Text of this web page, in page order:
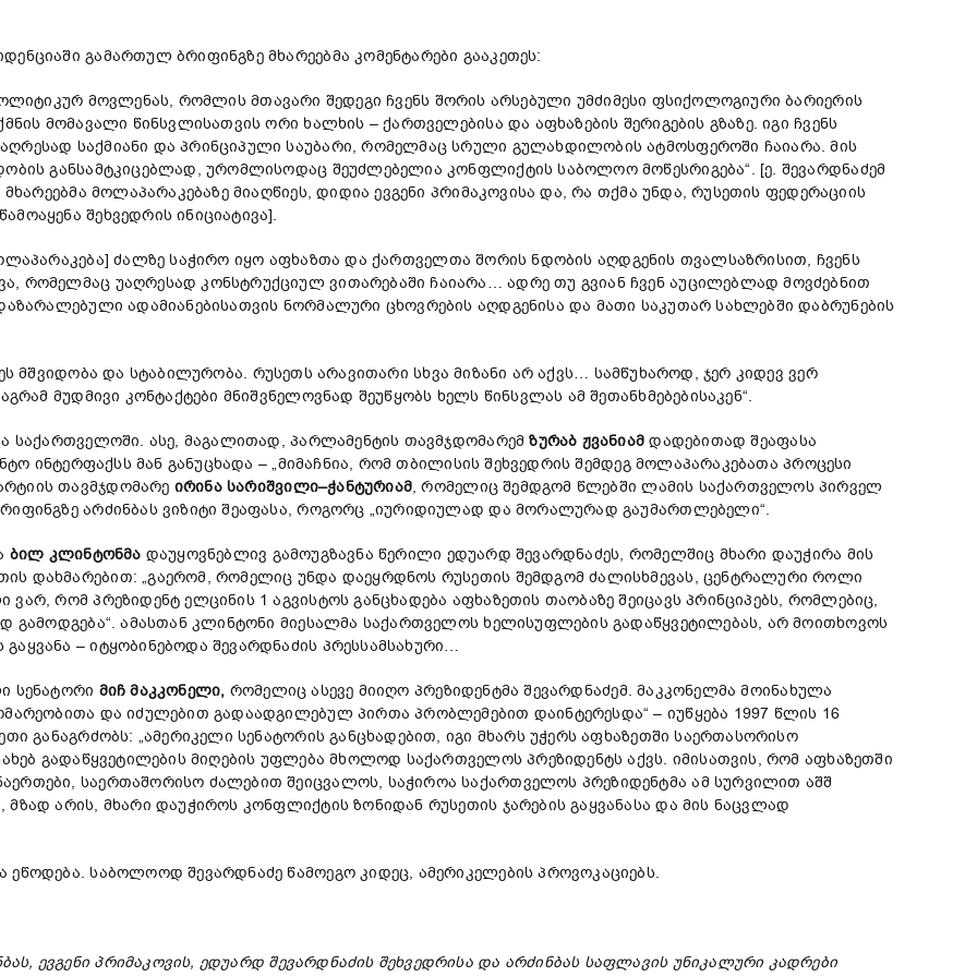
გამართულ ბრიფინგზე მხარეებმა კომენტარები გააკეთეს:
მოვლენას, რომლის მთავარი შედეგი ჩვენს შორის არსებული უმძიმესი ფსიქოლოგიური ბარიერის
მომავალი წინსვლისათვის ორი ხალხის – ქართველებისა და აფხაზების შერიგების გზაზე. იგი ჩვენს
საქმიანი და პრინციპული საუბარი, რომელმაც სრული გულახდილობის ატმოსფეროში ჩაიარა. მის
განსამტკიცებლად, ურომლისოდაც შეუძლებელია კონფლიქტის საბოლოო მოწესრიგება“. [ე. შევარდნაძემ
მოლაპარაკებაზე მიაღწიეს, დიდია ევგენი პრიმაკოვისა და, რა თქმა უნდა, რუსეთის ფედერაციის
შეხვედრის ინიციატივა].
ძალზე საჭირო იყო აფხაზთა და ქართველთა შორის ნდობის აღდგენის თვალსაზრისით, ჩვენს
რომელმაც უაღრესად კონსტრუქციულ ვითარებაში ჩაიარა… ადრე თუ გვიან ჩვენ აუცილებლად მოვძებნით
ადამიანებისათვის ნორმალური ცხოვრების აღდგენისა და მათი საკუთარ სახლებში დაბრუნების
მშვიდობა და სტაბილურობა. რუსეთს არავითარი სხვა მიზანი არ აქვს… სამწუხაროდ, ჯერ კიდევ ვერ
მუდმივი კონტაქტები მნიშვნელოვნად შეუწყობს ხელს წინსვლას ამ შეთანხმებებისაკენ“.
საქართველოში. ასე, მაგალითად, პარლამენტის თავმჯდომარემზურაბ ჟვანიამ დადებითად შეაფასა
ინტერფაქსს მან განუცხადა – „მიმაჩნია, რომ თბილისის შეხვედრის შემდეგ მოლაპარაკებათა პროცესი
თავმჯდომარე ირინა სარიშვილი–ჭანტურიამ, რომელიც შემდგომ წლებში ლამის საქართველოს პირველ
არძინბას ვიზიტი შეაფასა, როგორც „იურიდიულად და მორალურად გაუმართლებელი“.
ბილ კლინტონმა დაუყოვნებლივ გამოუგზავნა წერილი ედუარდ შევარდნაძეს, რომელშიც მხარი დაუჭირა მის
დახმარებით: „გაერომ, რომელიც უნდა დაეყრდნოს რუსეთის შემდგომ ძალისხმევას, ცენტრალური როლი
რომ პრეზიდენტ ელცინის 1 აგვისტოს განცხადება აფხაზეთის თაობაზე შეიცავს პრინციპებს, რომლებიც,
გამოდგება“. ამასთან კლინტონი მიესალმა საქართველოს ხელისუფლების გადაწყვეტილებას, არ მოითხოვოს
– იტყობინებოდა შევარდნაძის პრესსამსახური…
სენატორი მიჩ მაკკონელი, რომელიც ასევე მიიღო პრეზიდენტმა შევარდნაძემ. მაკკონელმა მოინახულა
და იძულებით გადაადგილებულ პირთა პრობლემებით დაინტერესდა“ – იუწყება 1997 წლის 16
განაგრძობს: „ამერიკელი სენატორის განცხადებით, იგი მხარს უჭერს აფხაზეთში საერთასორისო
გადაწყვეტილების მიღების უფლება მხოლოდ საქართველოს პრეზიდენტს აქვს. იმისათვის, რომ აფხაზეთში
საერთაშორისო ძალებით შეიცვალოს, საჭიროა საქართველოს პრეზიდენტმა ამ სურვილით აშშ
არის, მხარი დაუჭიროს კონფლიქტის ზონიდან რუსეთის ჯარების გაყვანასა და მის ნაცვლად
საბოლოოდ შევარდნაძე წამოეგო კიდეც, ამერიკელების პროვოკაციებს.
ევგენი პრიმაკოვის, ედუარდ შევარდნაძის შეხვედრისა და არძინბას საფლავის უნიკალური კადრები